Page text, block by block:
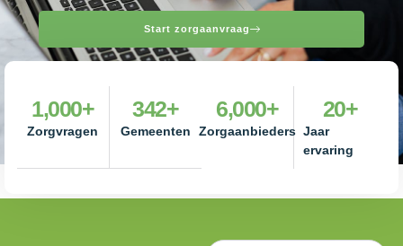
Start zorgaanvraag
Zorgvragen
1,000+
Gemeenten
342+
Zorgaanbieders
6,000+
Jaar
ervaring
20+